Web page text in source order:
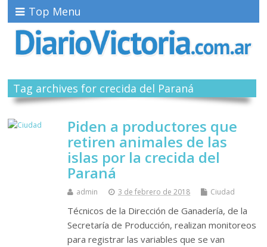
Top Menu
Tag archives for crecida del Paraná
Piden a productores que
retiren animales de las
islas por la crecida del
Paraná
admin 3 de febrero de 2018 Ciudad
Técnicos de la Dirección de Ganadería, de la
Secretaría de Producción, realizan monitoreos
para registrar las variables que se van